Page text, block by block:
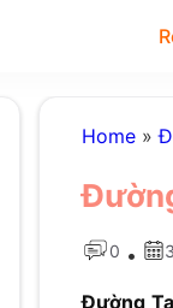
Home »
0 •